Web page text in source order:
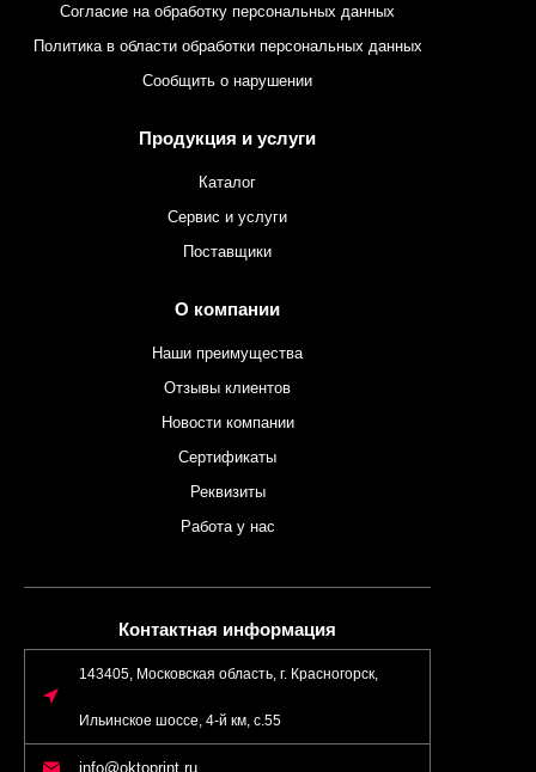
Согласие на обработку персональных данных
Политика в области обработки персональных данных
Сообщить о нарушении
Продукция и услуги
Каталог
Сервис и услуги
Поставщики
О компании
Наши преимущества
Отзывы клиентов
Новости компании
Сертификаты
Реквизиты
Работа у нас
Контактная информация
143405, Московская область, г. Красногорск,
Ильинское шоссе, 4-й км, с.55
info@oktoprint.ru